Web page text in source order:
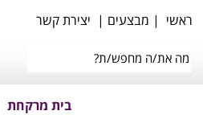
ראשי | מבצעים | יצירת קשר
בית מרקחת